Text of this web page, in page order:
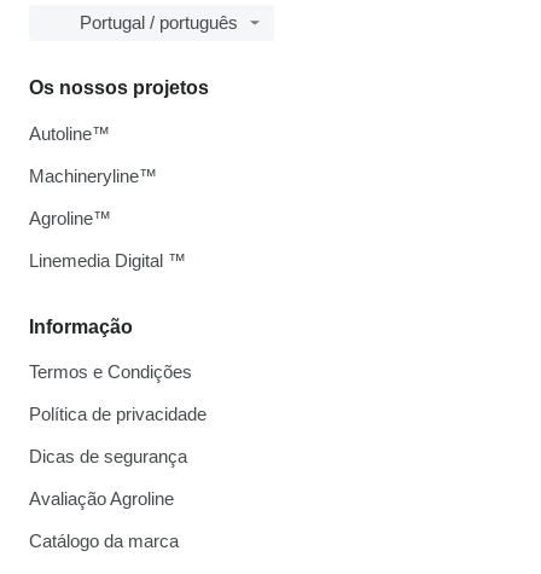
Portugal / português
Informação
Termos e Condições
Política de privacidade
Dicas de segurança
Avaliação Agroline
Catálogo da marca
Os nossos projetos
Autoline™
Machineryline™
Agroline™
Linemedia Digital ™